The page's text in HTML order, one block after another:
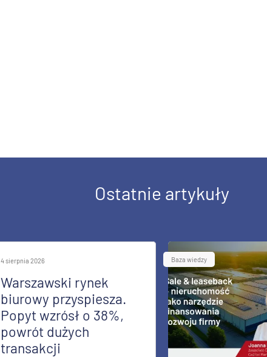
Ostatnie artykuły
4 sierpnia 2026
Warszawski rynek
biurowy przyspiesza.
Popyt wzrósł o 38%,
powrót dużych
transakcji
Baza wiedzy